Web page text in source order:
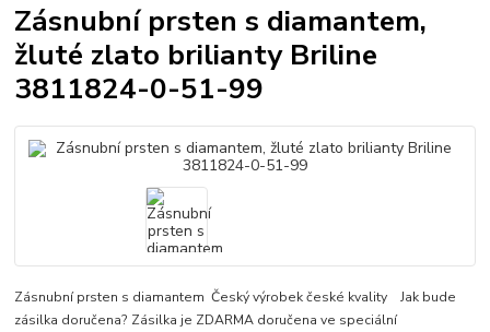
Zásnubní prsten s diamantem,
žluté zlato brilianty Briline
3811824-0-51-99
Zásnubní prsten s diamantem Český výrobek české kvality Jak bude
zásilka doručena? Zásilka je ZDARMA doručena ve speciální